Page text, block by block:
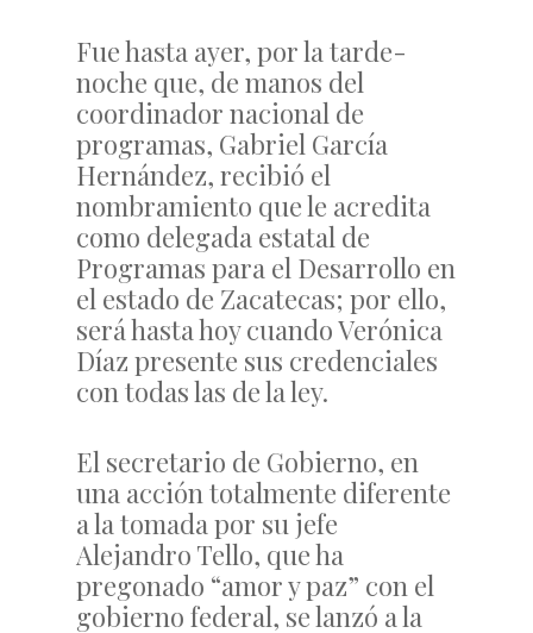
Fue hasta ayer, por la tarde-
noche que, de manos del
coordinador nacional de
programas, Gabriel García
Hernández, recibió el
nombramiento que le acredita
como delegada estatal de
Programas para el Desarrollo en
el estado de Zacatecas; por ello,
será hasta hoy cuando Verónica
Díaz presente sus credenciales
con todas las de la ley.
El secretario de Gobierno, en
una acción totalmente diferente
a la tomada por su jefe
Alejandro Tello, que ha
pregonado “amor y paz” con el
gobierno federal, se lanzó a la